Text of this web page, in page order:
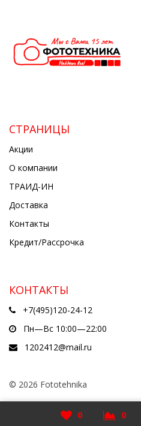
СТРАНИЦЫ
Акции
О компании
ТРАИД-ИН
Доставка
Контакты
Кредит/Рассрочка
КОНТАКТЫ
+7(495)120-24-12
Пн—Вс 10:00—22:00
1202412@mail.ru
© 2026 Fototehnika
Разработано в5cube.ru
0 0